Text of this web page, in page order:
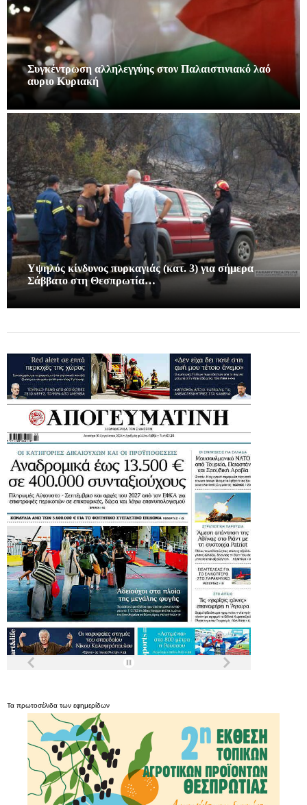
Συγκέντρωση αλληλεγγύης στον Παλαιστινιακό λαό
αυριο Κυριακή
Υψηλός κίνδυνος πυρκαγιάς (κατ. 3) για σήμερα
Σάββατο στη Θεσπρωτία…
Τα πρωτοσέλιδα των εφημερίδων